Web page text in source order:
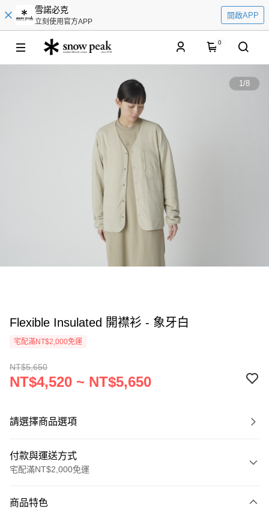
雪諾必克
立刻使用官方APP
開啟APP
0
1/8
Flexible Insulated 開襟衫 - 象牙白
宅配滿NT$2,000免運
NT$5,650
NT$4,520 ~ NT$5,650
請選擇商品選項
付款與運送方式
宅配滿NT$2,000免運
信用卡一次付款
商品特色